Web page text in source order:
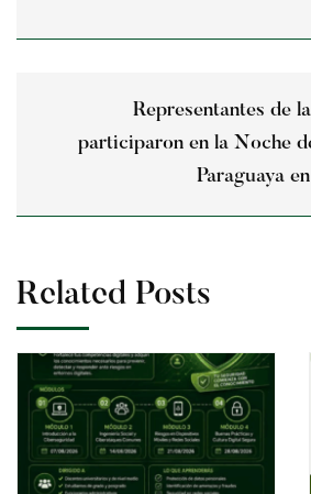
Representantes de
participaron en la Noche
Paraguaya
Related Posts